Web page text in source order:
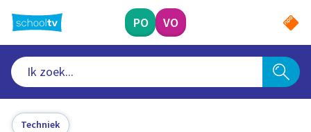
naar
hoofdinhoud
PO VO
Techniek